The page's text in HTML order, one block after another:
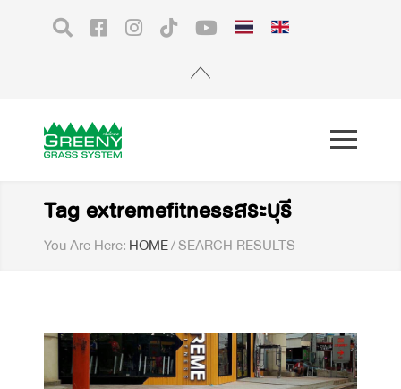
Tag extremefitnessสระบุรี
You Are Here: HOME/SEARCH RESULTS